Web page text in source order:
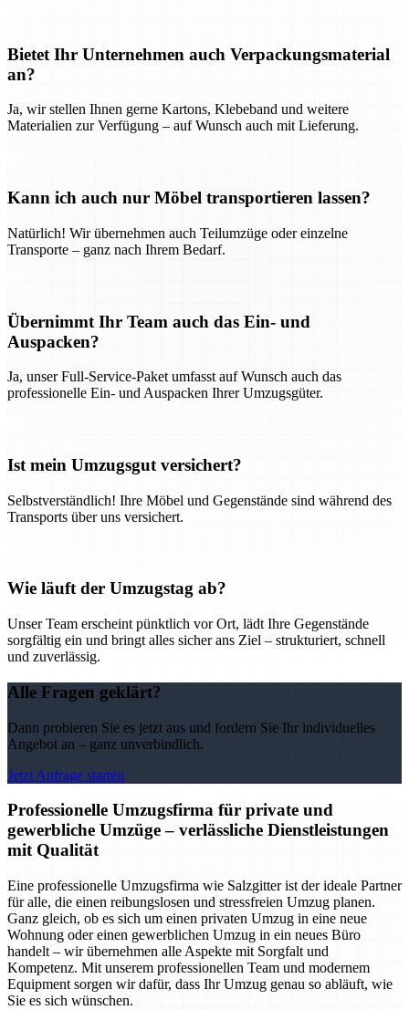
Bietet Ihr Unternehmen auch Verpackungsmaterial
an?
Ja, wir stellen Ihnen gerne Kartons, Klebeband und weitere
Materialien zur Verfügung – auf Wunsch auch mit Lieferung.
Kann ich auch nur Möbel transportieren lassen?
Natürlich! Wir übernehmen auch Teilumzüge oder einzelne
Transporte – ganz nach Ihrem Bedarf.
Übernimmt Ihr Team auch das Ein- und
Auspacken?
Ja, unser Full-Service-Paket umfasst auf Wunsch auch das
professionelle Ein- und Auspacken Ihrer Umzugsgüter.
Ist mein Umzugsgut versichert?
Selbstverständlich! Ihre Möbel und Gegenstände sind während des
Transports über uns versichert.
Wie läuft der Umzugstag ab?
Unser Team erscheint pünktlich vor Ort, lädt Ihre Gegenstände
sorgfältig ein und bringt alles sicher ans Ziel – strukturiert, schnell
und zuverlässig.
Alle Fragen geklärt?
Dann probieren Sie es jetzt aus und fordern Sie Ihr individuelles
Angebot an – ganz unverbindlich.
Jetzt Anfrage starten
Professionelle Umzugsfirma für private und
gewerbliche Umzüge – verlässliche Dienstleistungen
mit Qualität
Eine professionelle Umzugsfirma wie Salzgitter ist der ideale Partner
für alle, die einen reibungslosen und stressfreien Umzug planen.
Ganz gleich, ob es sich um einen privaten Umzug in eine neue
Wohnung oder einen gewerblichen Umzug in ein neues Büro
handelt – wir übernehmen alle Aspekte mit Sorgfalt und
Kompetenz. Mit unserem professionellen Team und modernem
Equipment sorgen wir dafür, dass Ihr Umzug genau so abläuft, wie
Sie es sich wünschen.